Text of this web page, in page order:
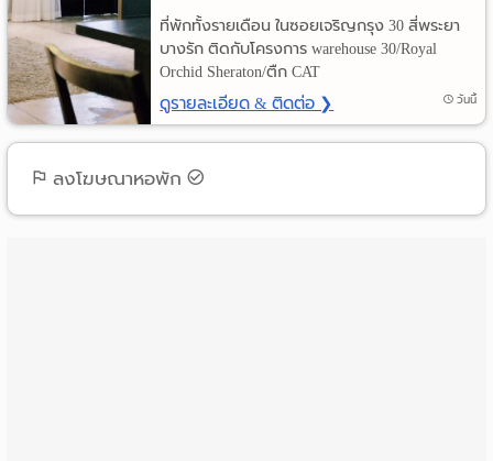
เดือน
ห้อง
พัก
ที่พักทั้งรายเดือน ในซอยเจริญกรุง 30 สี่พระยา
บางรัก ติดกับโครงการ warehouse 30/Royal
Orchid Sheraton/ตืก CAT
ดูรายละเอียด & ติดต่อ ❯ วันนี้
ลงโฆษณาหอพัก